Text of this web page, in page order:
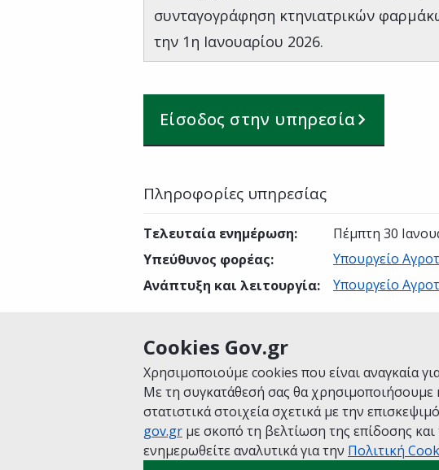
Cookies Gov.gr
Χρησιμοποιούμε cookies που είναι αναγκαία
Με τη συγκατάθεσή σας θα χρησιμοποιήσουμε
στατιστικά στοιχεία σχετικά με την
gov.gr με σκοπό τη βελτίωση της επίδοσης
ενημερωθείτε αναλυτικά για την Πολιτική
συνταγογράφηση κτηνιατρικών
την 1η Ιανουαρίου 2026.
Είσοδος στην υπηρεσία
Πληροφορίες υπηρεσίας
Τελευταία ενημέρωση:
Πέμπτη 30
Υπεύθυνος φορέας:
Υπουργείο
Ανάπτυξη και λειτουργία: Υπουργείο
Είναι χρήσιμη αυτή η σελίδα;
ΑρχικήΣχετικά με το gov.grΌροι Χρήσης
Πολιτική cookiesΠροτάσεις για το gov.gr